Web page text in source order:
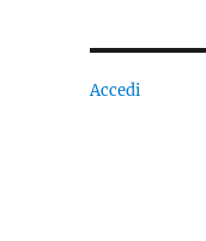
Accedi